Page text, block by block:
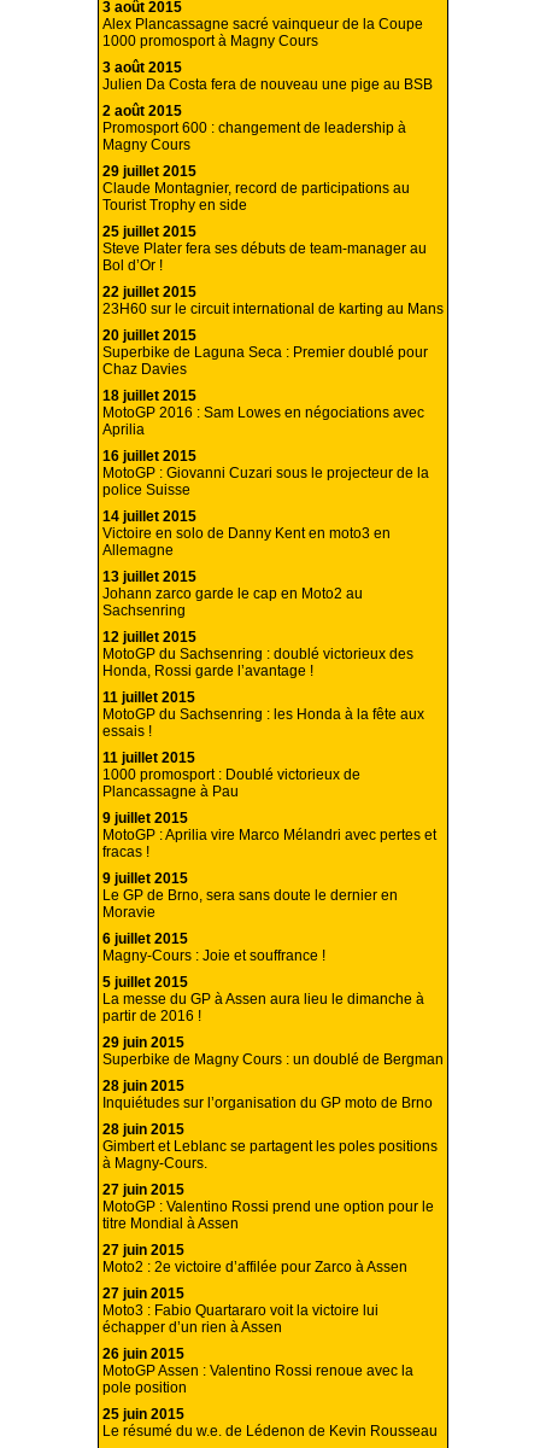
3 août 2015
Alex Plancassagne sacré vainqueur de la Coupe
1000 promosport à Magny Cours
3 août 2015
Julien Da Costa fera de nouveau une pige au BSB
2 août 2015
Promosport 600 : changement de leadership à
Magny Cours
29 juillet 2015
Claude Montagnier, record de participations au
Tourist Trophy en side
25 juillet 2015
Steve Plater fera ses débuts de team-manager au
Bol d’Or !
22 juillet 2015
23H60 sur le circuit international de karting au Mans
20 juillet 2015
Superbike de Laguna Seca : Premier doublé pour
Chaz Davies
18 juillet 2015
MotoGP 2016 : Sam Lowes en négociations avec
Aprilia
16 juillet 2015
MotoGP : Giovanni Cuzari sous le projecteur de la
police Suisse
14 juillet 2015
Victoire en solo de Danny Kent en moto3 en
Allemagne
13 juillet 2015
Johann zarco garde le cap en Moto2 au
Sachsenring
12 juillet 2015
MotoGP du Sachsenring : doublé victorieux des
Honda, Rossi garde l’avantage !
11 juillet 2015
MotoGP du Sachsenring : les Honda à la fête aux
essais !
11 juillet 2015
1000 promosport : Doublé victorieux de
Plancassagne à Pau
9 juillet 2015
MotoGP : Aprilia vire Marco Mélandri avec pertes et
fracas !
9 juillet 2015
Le GP de Brno, sera sans doute le dernier en
Moravie
6 juillet 2015
Magny-Cours : Joie et souffrance !
5 juillet 2015
La messe du GP à Assen aura lieu le dimanche à
partir de 2016 !
29 juin 2015
Superbike de Magny Cours : un doublé de Bergman
28 juin 2015
Inquiétudes sur l’organisation du GP moto de Brno
28 juin 2015
Gimbert et Leblanc se partagent les poles positions
à Magny-Cours.
27 juin 2015
MotoGP : Valentino Rossi prend une option pour le
titre Mondial à Assen
27 juin 2015
Moto2 : 2e victoire d’affilée pour Zarco à Assen
27 juin 2015
Moto3 : Fabio Quartararo voit la victoire lui
échapper d’un rien à Assen
26 juin 2015
MotoGP Assen : Valentino Rossi renoue avec la
pole position
25 juin 2015
Le résumé du w.e. de Lédenon de Kevin Rousseau